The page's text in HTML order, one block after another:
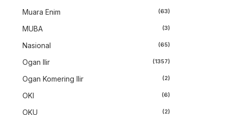
Muara Enim (63)
MUBA (3)
Nasional (65)
Ogan Ilir (1357)
Ogan Komering Ilir (2)
OKI (6)
OKU (2)